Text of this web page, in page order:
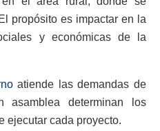
propósito es impactar en la
y económicas de la
atiende las demandas de
asamblea determinan los
ejecutar cada proyecto.